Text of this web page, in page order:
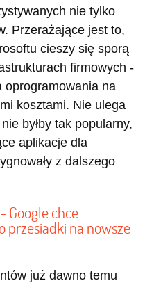
nie tylko
Przerażające jest to,
cieszy się sporą
firmowych -
oprogramowania na
kosztami. Nie ulega
byłby tak popularny,
aplikacje dla
z dalszego
Google chce
przesiadki na nowsze
już dawno temu